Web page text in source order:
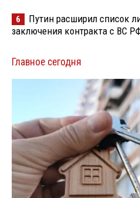
6
Путин расширил список
заключения контракта с ВС
Главное сегодня